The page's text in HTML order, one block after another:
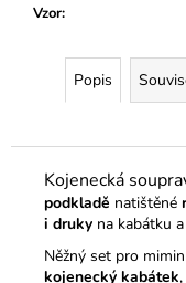
Vzor:
Popis
Kojenecká
podkladě natištěné
i druky na kabátku
Něžný set pro
kojenecký kabátek,